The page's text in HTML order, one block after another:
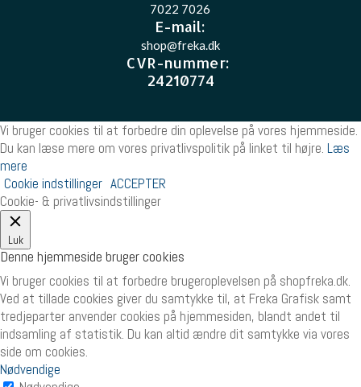
7022 7026
E-mail:
shop@freka.dk
CVR-nummer:
24210774
Vi bruger cookies til at forbedre din oplevelse på vores hjemmeside.
Du kan læse mere om vores privatlivspolitik på linket til højre. Læs
mere
Cookie indstillinger ACCEPTER
Cookie- & privatlivsindstillinger
Luk
Denne hjemmeside bruger cookies
Vi bruger cookies til at forbedre brugeroplevelsen på shopfreka.dk.
Ved at tillade cookies giver du samtykke til, at Freka Grafisk samt
tredjeparter anvender cookies på hjemmesiden, blandt andet til
indsamling af statistik. Du kan altid ændre dit samtykke via vores
side om cookies.
Nødvendige